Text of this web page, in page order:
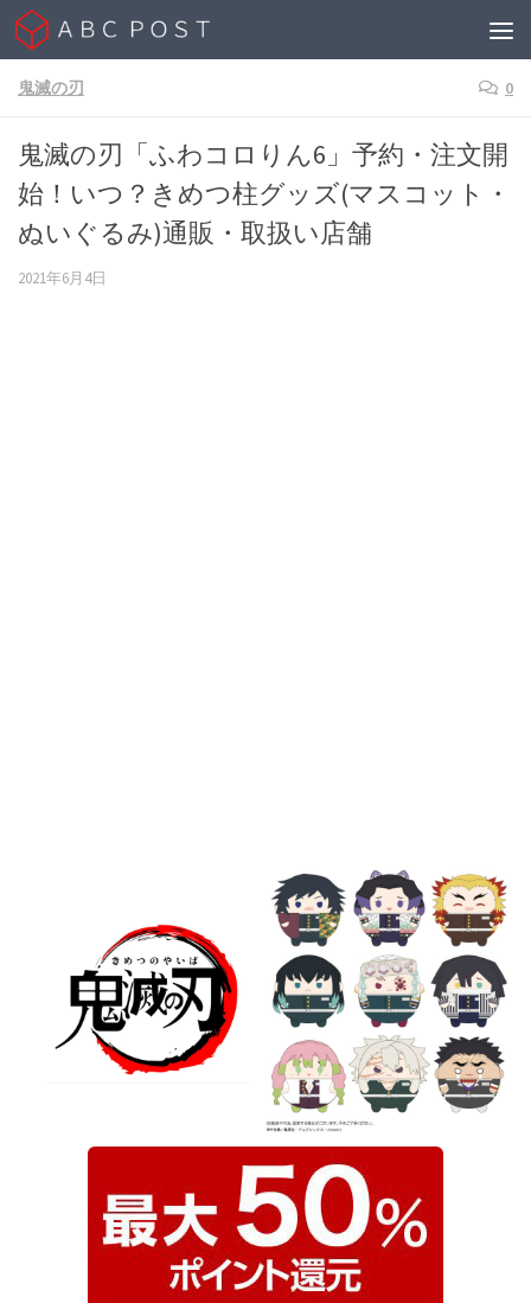
Skip to content
鬼滅の刃 0
鬼滅の刃「ふわコロりん6」予約・注文開
始！いつ？きめつ柱グッズ(マスコット・
ぬいぐるみ)通販・取扱い店舗
2021年6月4日